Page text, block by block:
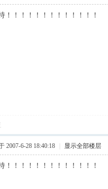
！！！！！！！！！！！！！
2007-6-28 18:40:18 显示全部楼层
！！！！！！！！！！！！！